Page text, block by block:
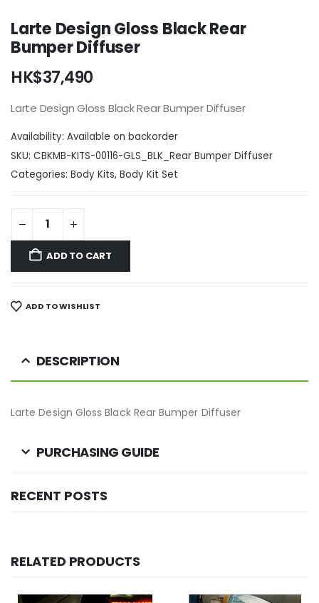
Larte Design Gloss Black Rear
Bumper Diffuser
HK$37,490
Larte Design Gloss Black Rear Bumper Diffuser
Availability: Available on backorder
SKU: CBKMB-KITS-00116-GLS_BLK_Rear Bumper Diffuser
Categories: Body Kits, Body Kit Set
ADD TO CART
ADD TO WISHLIST
DESCRIPTION
Larte Design Gloss Black Rear Bumper Diffuser
PURCHASING GUIDE
RECENT POSTS
RELATED PRODUCTS